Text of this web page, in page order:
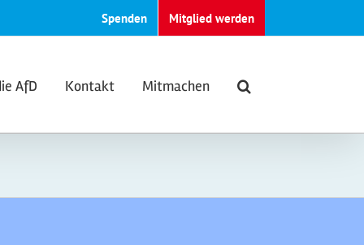
Spenden Mitglied werden
AfD Kontakt Mitmachen